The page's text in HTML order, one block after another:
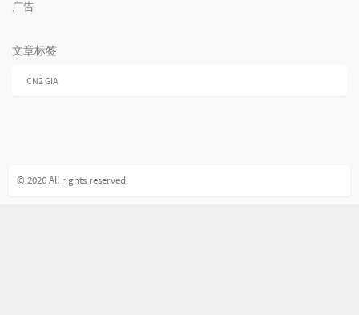
广告
文章标签
CN2 GIA
© 2026 All rights reserved.